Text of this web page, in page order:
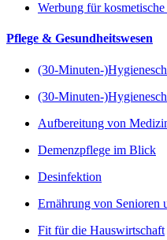
Werbung für
Pflege & Gesundheitswesen
(30-Minuten-
(30-Minuten-
Aufbereitung von
Demenzpflege im Blick
Desinfektion
Ernährung von Senioren
Fit für die Hauswirtschaft